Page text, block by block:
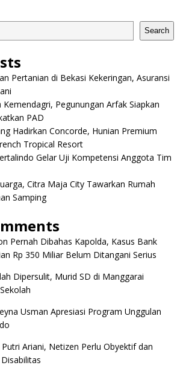
Search
Pertanian di Bekasi Kekeringan, Asuransi
Pegunungan Arfak Siapkan
PAD
Hadirkan Concorde, Hunian Premium
Tropical Resort
Gelar Uji Kompetensi Anggota Tim
Citra Maja City Tawarkan Rumah
Samping
Pernah Dibahas Kapolda, Kasus Bank
Rp 350 Miliar Belum Ditangani Serius
Dipersulit, Murid SD di Manggarai
Usman Apresiasi Program Unggulan
Ariani, Netizen Perlu Obyektif dan